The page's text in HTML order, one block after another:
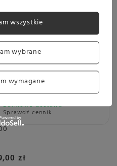
zł 330,00 zł
cena z ostatnich 30 dni:
zł -16%
Towar dostępny w magazynie
Darmowa dostawa
Sprawdź cennik
zł
wybrane
wymagane
wszystkie